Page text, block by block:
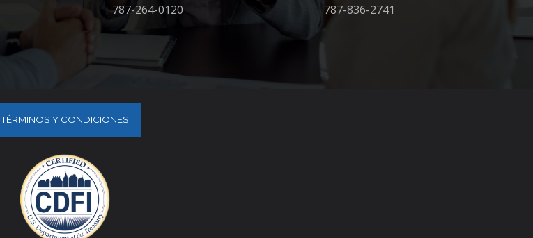
787-264-0120 787-836-2741
TÉRMINOS Y CONDICIONES